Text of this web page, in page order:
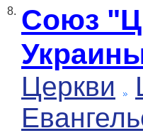
8. Союз
Церкви